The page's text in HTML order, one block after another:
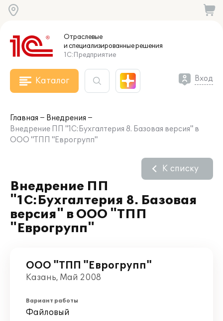
Отраслевые
и специализированныерешения
1С:Предприятие
Каталог Вход
Главная
Внедрения
Внедрение ПП "1С:Бухгалтерия 8. Базовая версия" в
ООО "ТПП "Еврогрупп"
Внедрение ПП
"1С:Бухгалтерия 8. Базовая
версия" в ООО "ТПП
"Еврогрупп"
К списку
ООО "ТПП "Еврогрупп"
Казань, Май 2008
Вариант работы
Файловый